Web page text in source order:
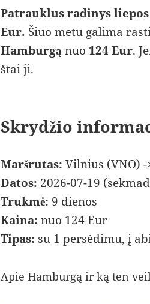
Patrauklus radinys
Eur. Šiuo metu galima
Hamburgąnuo 124 Eur.
štai ji.
Skrydžio
Maršrutas: Vilnius (VNO)
Datos: 2026-07-19
Trukmė: 9 dienos
Kaina: nuo 124 Eur
Tipas: su 1 persėdimu, į
Apie Hamburgą ir ką ten